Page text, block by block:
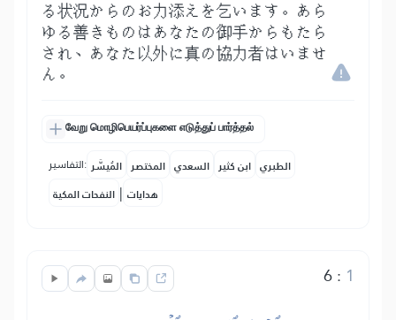
る状況からのお力添えを乞います。あら
ゆる善きものはあなたの御手からもたら
され、あなた以外に真の協力者はいませ
ん。
வேறு மொழிபெயர்ப்புகளை எடுத்துப் பார்த்தல்
التفاسير: المُيسَّر المختصر السعدي ابن كثير الطبري
النفحات المكية | هدايات
6: 1